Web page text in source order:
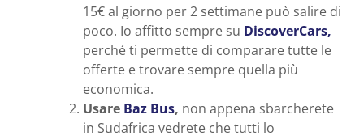
15€ al giorno per 2 settimane può salire di
poco. Io affitto sempre su DiscoverCars,
perché ti permette di comparare tutte le
offerte e trovare sempre quella più
economica.
Usare Baz Bus, non appena sbarcherete
in Sudafrica vedrete che tutti lo